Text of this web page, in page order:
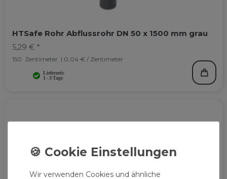
HTSafe Rohr Abflussrohr DN 50 x 1500 mm grau
5,29 € *
150 Zentimeter | 0,04 € / Zentimeter
Wir verwenden Cookies und ähnliche